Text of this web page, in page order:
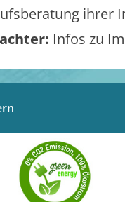
ihrer
Infos zu